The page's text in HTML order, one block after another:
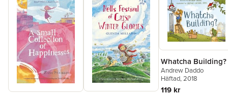
Whatcha Building?
Andrew Daddo
Häftad, 2018
119 kr